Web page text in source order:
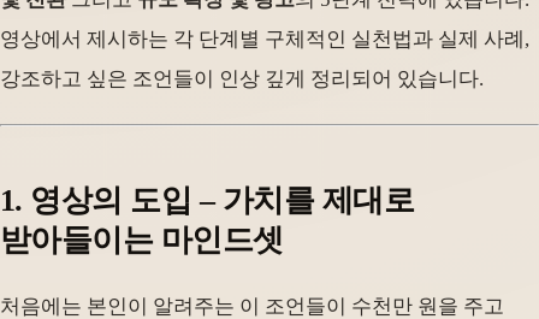
영상에서 제시하는 각 단계별 구체적인 실천법과 실제 사례,
강조하고 싶은 조언들이 인상 깊게 정리되어 있습니다.
1. 영상의 도입 – 가치를 제대로
받아들이는 마인드셋
처음에는 본인이 알려주는 이 조언들이 수천만 원을 주고